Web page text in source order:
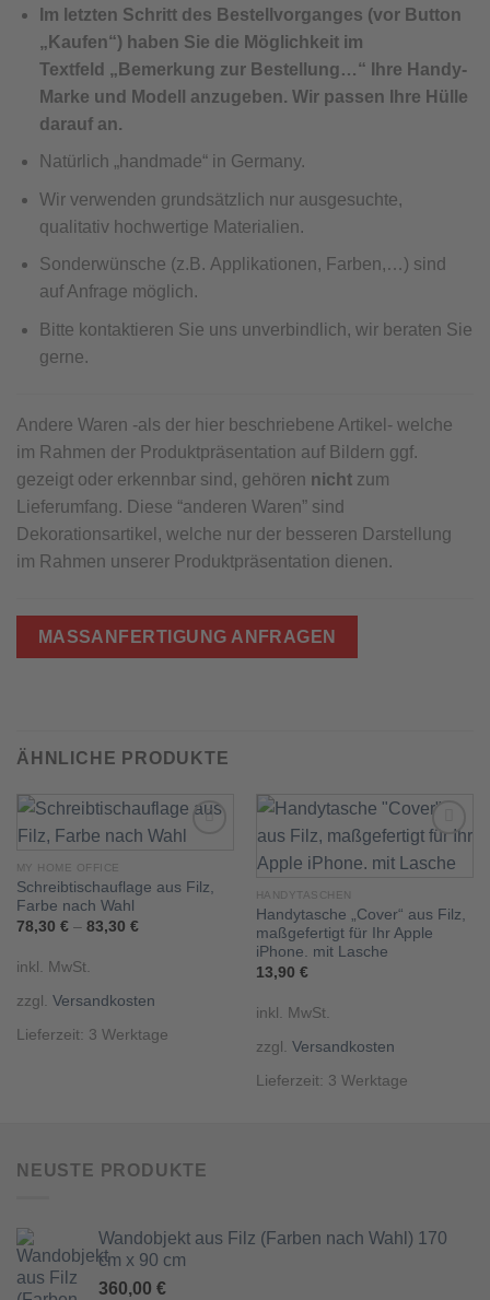
Im letzten Schritt des Bestellvorganges (vor Button
„Kaufen“) haben Sie die Möglichkeit im
Textfeld „Bemerkung zur Bestellung…“ Ihre Handy-
Marke und Modell anzugeben. Wir passen Ihre Hülle
darauf an.
Natürlich „handmade“ in Germany.
Wir verwenden grundsätzlich nur ausgesuchte,
qualitativ hochwertige Materialien.
Sonderwünsche (z.B. Applikationen, Farben,…) sind
auf Anfrage möglich.
Bitte kontaktieren Sie uns unverbindlich, wir beraten Sie
gerne.
Andere Waren -als der hier beschriebene Artikel- welche
im Rahmen der Produktpräsentation auf Bildern ggf.
gezeigt oder erkennbar sind, gehören nicht zum
Lieferumfang. Diese “anderen Waren” sind
Dekorationsartikel, welche nur der besseren Darstellung
im Rahmen unserer Produktpräsentation dienen.
MASSANFERTIGUNG ANFRAGEN
ÄHNLICHE PRODUKTE
Add to
MY HOME OFFICE
Schreibtischauflage aus Filz,
Farbe nach Wahl
78,30 €– 83,30 €
inkl. MwSt.
zzgl. Versandkosten
Lieferzeit: 3 Werktage
HANDYTASCHEN
Handytasche „Cover“ aus Filz,
maßgefertigt für Ihr Apple
iPhone. mit Lasche
13,90 €
inkl. MwSt.
zzgl. Versandkosten
Lieferzeit: 3 Werktage
NEUSTE PRODUKTE
Wandobjekt aus Filz (Farben nach Wahl) 170
cm x 90 cm
360,00 €